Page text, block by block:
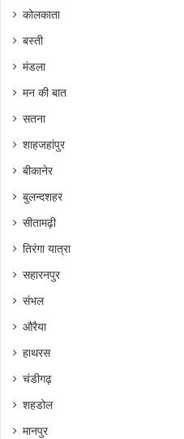
कोलकाता
बस्ती
मंडला
मन की बात
सतना
शाहजहांपुर
बीकानेर
बुलन्दशहर
सीतामढ़ी
तिरंगा यात्रा
सहारनपुर
संभल
औरैया
हाथरस
चंडीगढ़
शहडोल
मानपुर